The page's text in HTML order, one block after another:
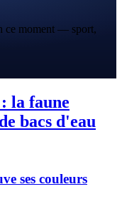
ce moment — sport,
la faune
bacs d'eau
ses couleurs